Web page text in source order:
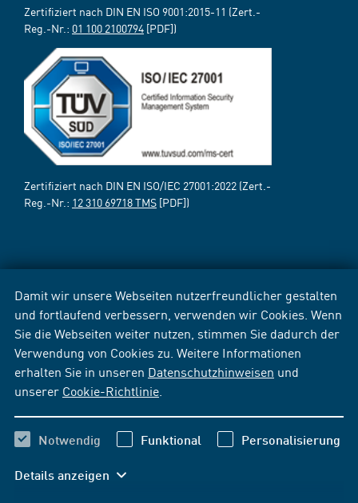
Damit wir unsere Webseiten nutzerfreundlicher gestalten
und fortlaufend verbessern, verwenden wir Cookies. Wenn
Sie die Webseiten weiter nutzen, stimmen Sie dadurch der
Verwendung von Cookies zu. Weitere Informationen
erhalten Sie in unseren Datenschutzhinweisen und
unserer Cookie-Richtlinie
Notwendig Funktional Personalisierung
Details anzeigen
Zertifiziert nach DIN EN ISO 9001:2015-11 (Zert.-
Reg.-Nr.: 01 100 2100794 [PDF])
Zertifiziert nach DIN EN ISO/IEC 27001:2022 (Zert.-
Reg.-Nr.: 12 310 69718 TMS [PDF])